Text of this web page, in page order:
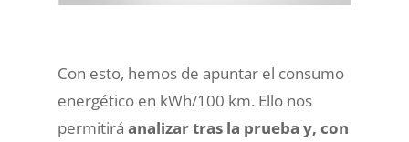
Con esto, hemos de apuntar el consumo
energético en kWh/100 km. Ello nos
permitirá analizar tras la prueba y, con